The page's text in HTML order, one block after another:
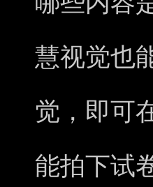
慧视觉也
觉，即可
能拍下试